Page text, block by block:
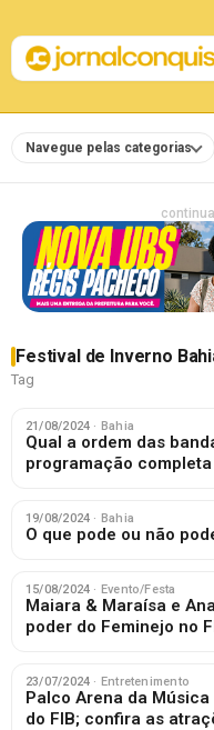
Navegue pelas categorias
Festival de Inverno
Tag
21/08/2024 · Bahia
Qual a ordem das
programação
19/08/2024 · Bahia
O que pode ou não
15/08/2024 · Evento/Festa
Maiara & Maraísa e
poder do Feminejo no
23/07/2024 · Entretenimento
Palco Arena da
do FIB; confira as